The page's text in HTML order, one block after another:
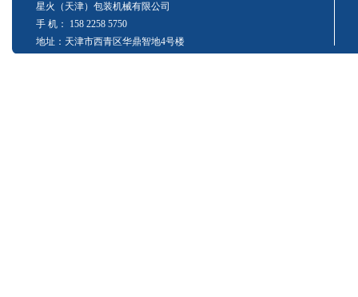
星火（天津）包装机械有限公司
手 机： 158 2258 5750
地址：天津市西青区华鼎智地4号楼